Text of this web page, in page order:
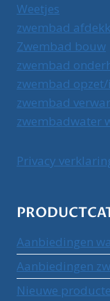
Weetjes
zwembad
Zwembad bouw
zwembad
zwembad
zwembad
zwembadwater
Privacy
Aanbiedingen
Aanbiedingen
Nieuwe